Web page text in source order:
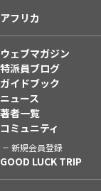
アフリカ
ウェブマガジン
特派員ブログ
ガイドブック
ニュース
著者一覧
コミュニティ
新規会員登録
GOOD LUCK TRIP